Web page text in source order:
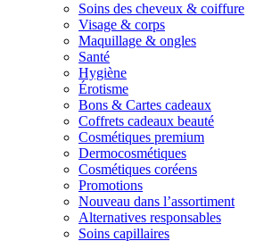
Soins des cheveux & coiffure
Visage & corps
Maquillage & ongles
Santé
Hygiène
Érotisme
Bons & Cartes cadeaux
Coffrets cadeaux beauté
Cosmétiques premium
Dermocosmétiques
Cosmétiques coréens
Promotions
Nouveau dans l’assortiment
Alternatives responsables
Soins capillaires